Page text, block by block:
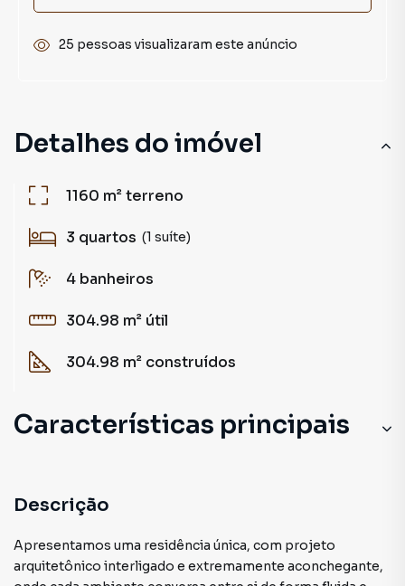
Detalhes do imóvel
1160 m²terreno
3 quartos (1 suíte)
4 banheiros
304.98 m² útil
304.98 m² construídos
Características principais
Descrição
Apresentamos uma residência única, com projeto
arquitetônico interligado e extremamente aconchegante,
25 pessoas visualizaram este anúncio